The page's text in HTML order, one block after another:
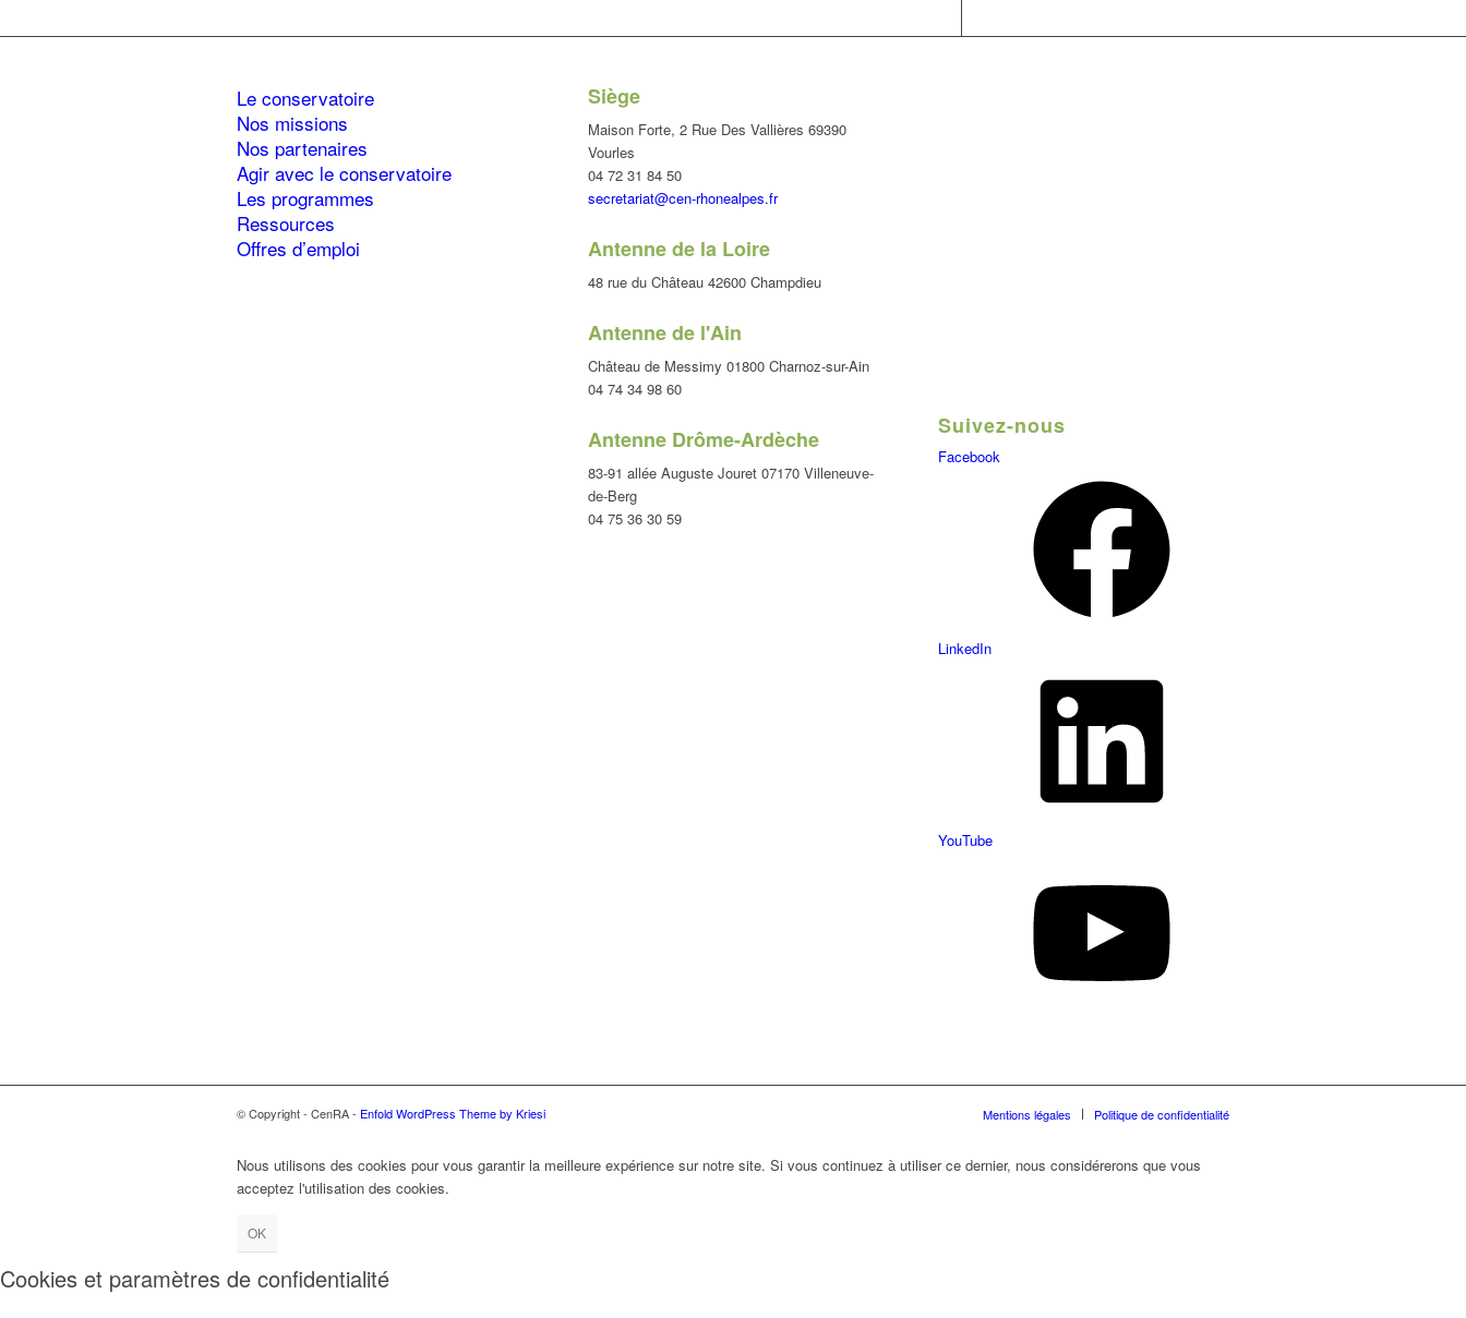
Le conservatoire
Nos missions
Nos partenaires
Agir avec le conservatoire
Les programmes
Ressources
Offres d’emploi
Siège
Maison Forte, 2 Rue Des Vallières 69390
Vourles
04 72 31 84 50
secretariat@cen-rhonealpes.fr
Antenne de la Loire
48 rue du Château 42600 Champdieu
Antenne de l'Ain
Château de Messimy 01800 Charnoz-sur-Ain
04 74 34 98 60
Antenne Drôme-Ardèche
83-91 allée Auguste Jouret 07170 Villeneuve-
de-Berg
04 75 36 30 59
Suivez-nous
Facebook
LinkedIn
YouTube
© Copyright - CenRA - Enfold WordPress Theme by Kriesi Mentions légales Politique de confidentialité
Nous utilisons des cookies pour vous garantir la meilleure expérience sur notre site. Si vous continuez à utiliser ce dernier, nous considérerons que vous
acceptez l'utilisation des cookies.
OK
Cookies et paramètres de confidentialité